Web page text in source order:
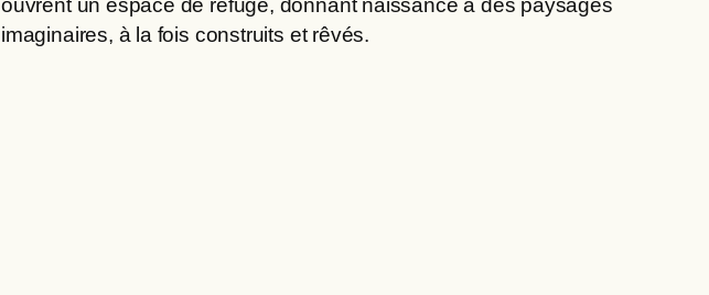
ouvrent un espace de refuge, donnant naissance à des paysages
imaginaires, à la fois construits et rêvés.